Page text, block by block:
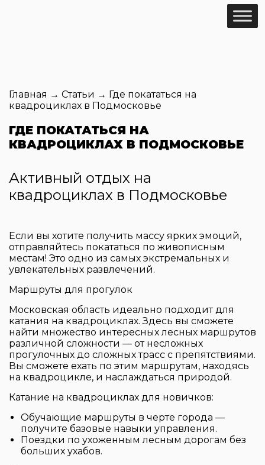
Главная → Статьи → Где покататься на
квадроциклах в Подмосковье
ГДЕ ПОКАТАТЬСЯ НА
КВАДРОЦИКЛАХ В ПОДМОСКОВЬЕ
Активный отдых на
квадроциклах в Подмосковье
Если вы хотите получить массу ярких эмоций,
отправляйтесь покататься по живописным
местам! Это одно из самых экстремальных и
увлекательных развлечений.
Маршруты для прогулок
Московская область идеально подходит для
катания на квадроциклах. Здесь вы сможете
найти множество интересных лесных маршрутов
различной сложности — от несложных
прогулочных до сложных трасс с препятствиями.
Вы сможете ехать по этим маршрутам, находясь
на квадроцикле, и наслаждаться природой.
Катание на квадроциклах для новичков:
Обучающие маршруты в черте города —
получите базовые навыки управления.
Поездки по ухоженным лесным дорогам без
больших ухабов.